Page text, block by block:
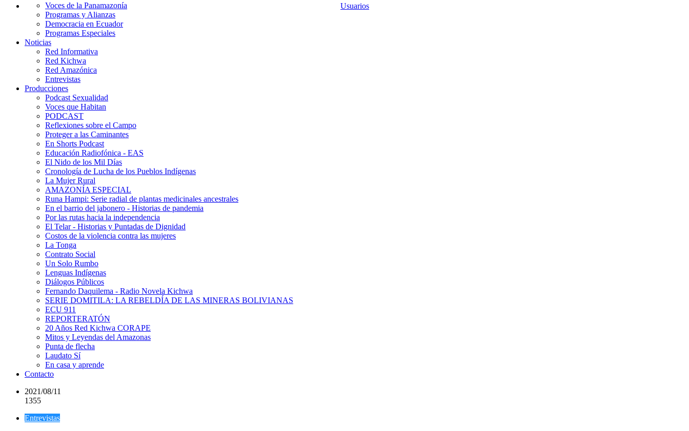
Usuarios
Voces de la Panamazonía
Programas y Alianzas
Democracia en Ecuador
Programas Especiales
Noticias
Red Informativa
Red Kichwa
Red Amazónica
Entrevistas
Producciones
Podcast Sexualidad
Voces que Habitan
PODCAST
Reflexiones sobre el Campo
Proteger a las Caminantes
En Shorts Podcast
Educación Radiofónica - EAS
El Nido de los Mil Días
Cronología de Lucha de los Pueblos Indígenas
La Mujer Rural
AMAZONÍA ESPECIAL
Runa Hampi: Serie radial de plantas medicinales ancestrales
En el barrio del jabonero - Historias de pandemia
Por las rutas hacia la independencia
El Telar - Historias y Puntadas de Dignidad
Costos de la violencia contra las mujeres
La Tonga
Contrato Social
Un Solo Rumbo
Lenguas Indígenas
Diálogos Públicos
Fernando Daquilema - Radio Novela Kichwa
SERIE DOMITILA: LA REBELDÍA DE LAS MINERAS BOLIVIANAS
ECU 911
REPORTERATÓN
20 Años Red Kichwa CORAPE
Mitos y Leyendas del Amazonas
Punta de flecha
Laudato Sí
En casa y aprende
Contacto
2021/08/11
1355
Entrevistas